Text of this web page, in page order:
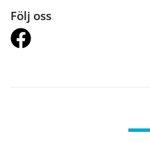
Följ oss